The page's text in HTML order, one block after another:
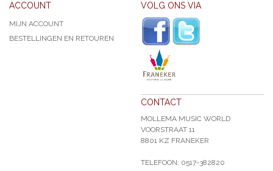
ACCOUNT
MIJN ACCOUNT
BESTELLINGEN EN RETOUREN
VOLG ONS VIA
CONTACT
MOLLEMA MUSIC WORLD
VOORSTRAAT 11
8801 KZ FRANEKER
TELEFOON: 0517-382820